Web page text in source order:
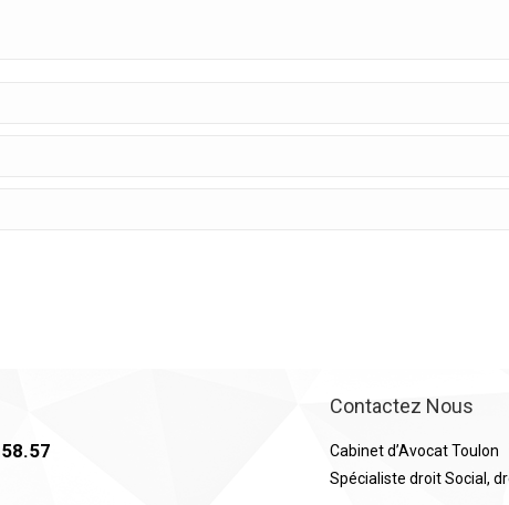
Contactez Nous
Cabinet d’Avocat Toulon
Spécialiste droit Social,